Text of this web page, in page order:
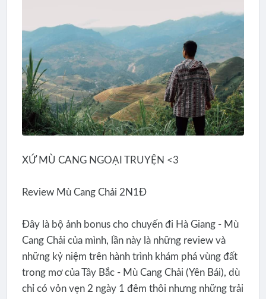
XỨ MÙ CANG NGOẠI TRUYỆN <3
Review Mù Cang Chải 2N1Đ
Đây là bộ ảnh bonus cho chuyến đi Hà Giang - Mù
Cang Chải của mình, lần này là những review và
những kỷ niệm trên hành trình khám phá vùng đất
trong mơ của Tây Bắc - Mù Cang Chải (Yên Bái), dù
chỉ có vỏn vẹn 2 ngày 1 đêm thôi nhưng những trải